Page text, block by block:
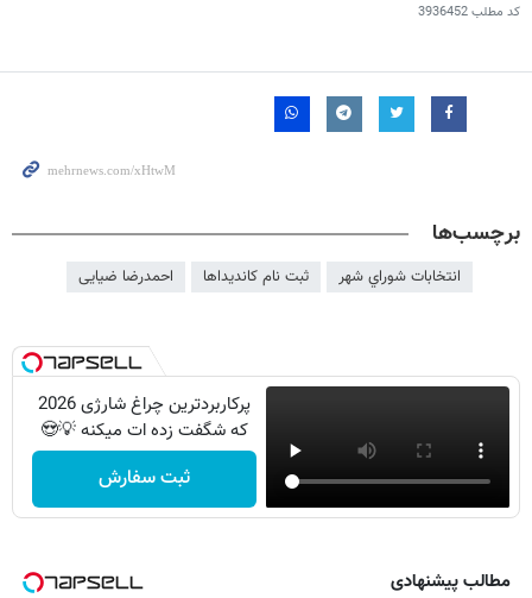
کد مطلب3936452
برچسب‌ها
انتخابات شوراي شهر ثبت نام کاندیداها احمدرضا ضیایی
پرکاربردترین چراغ شارژی 2026
که شگفت زده ات میکنه 💡😍
ثبت سفارش
مطالب پیشنهادی